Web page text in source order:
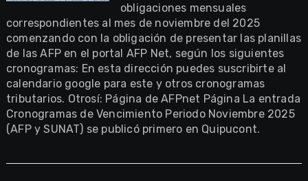
obligaciones mensuales
correspondientes al mes de noviembre del 2025
comenzando con la obligación de presentar las planillas
de las AFP en el portal AFP Net, según los siguientes
cronogramas: En esta dirección puedes suscribirte al
calendario google para este y otros cronogramas
tributarios. Otrosí: Página de AFPnet Página La entrada
Cronogramas de Vencimiento Periodo Noviembre 2025
(AFP y SUNAT) se publicó primero en Quipucont.